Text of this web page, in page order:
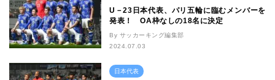
U－23日本代表、パリ五輪に臨むメンバーを
発表！ OA枠なしの18名に決定
By サッカーキング編集部
2024.07.03
日本代表